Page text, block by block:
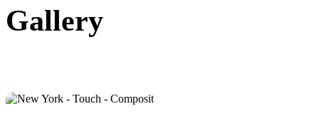
Gallery